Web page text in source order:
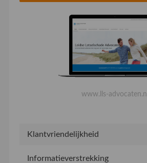
www.lls-advocaten.nl
Klantvriendelijkheid
Informatieverstrekking